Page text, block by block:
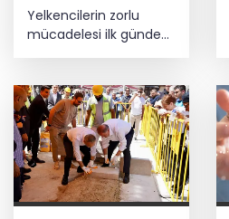
Yelkencilerin zorlu
mücadelesi ilk günde